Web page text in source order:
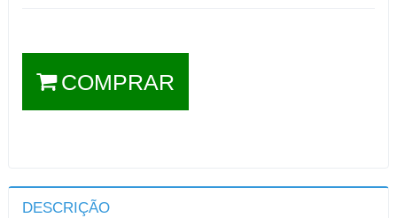
COMPRAR
DESCRIÇÃO